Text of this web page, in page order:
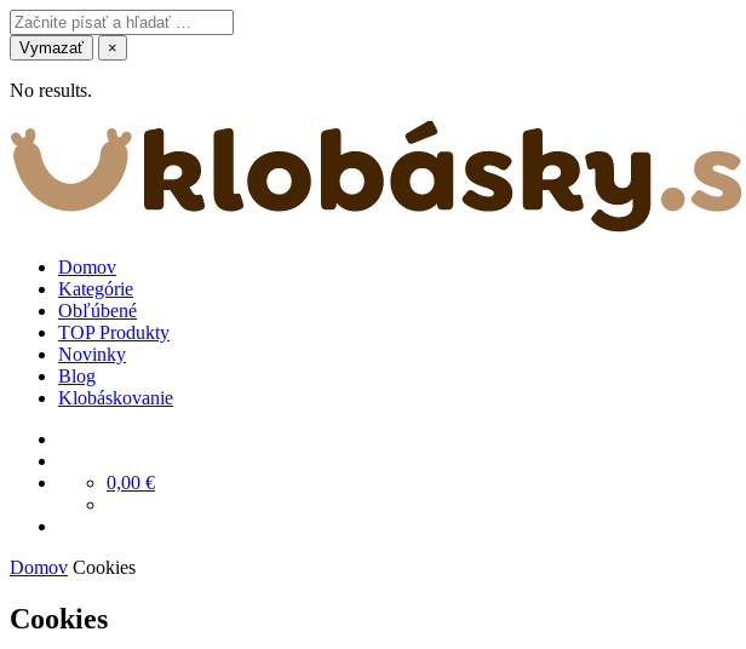
Vymazať ×
No results.
Domov
Kategórie
Obľúbené
TOP Produkty
Novinky
Blog
Klobáskovanie
0,00 €
Domov Cookies
Cookies